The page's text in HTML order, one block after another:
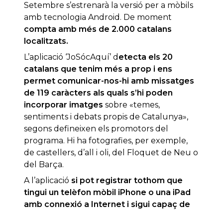
Setembre s’estrenarà la versió per a mòbils
amb tecnologia Android. De moment
compta amb més de 2.000 catalans
localitzats.
L’aplicació ‘JoSócAquí’ d etecta els 20
catalans que tenim més a prop i ens
permet comunicar-nos-hi amb missatges
de 119 caràcters als quals s’hi poden
incorporar imatges sobre «temes,
sentiments i debats propis de Catalunya»,
segons defineixen els promotors del
programa. Hi ha fotografies, per exemple,
de castellers, d’all i oli, del Floquet de Neu o
del Barça.
A l’aplicació si pot registrar tothom que
tingui un telèfon mòbil iPhone o una iPad
amb connexió a Internet i sigui capaç de